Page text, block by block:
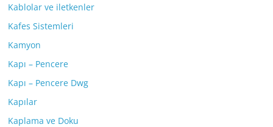
Kablolar ve iletkenler
Kafes Sistemleri
Kamyon
Kapı – Pencere
Kapı – Pencere Dwg
Kapılar
Kaplama ve Doku